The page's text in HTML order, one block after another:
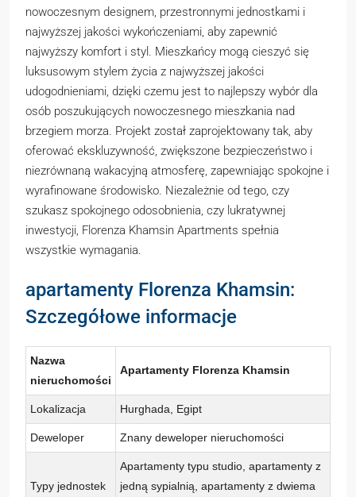
nowoczesnym designem, przestronnymi jednostkami i
najwyższej jakości wykończeniami, aby zapewnić
najwyższy komfort i styl. Mieszkańcy mogą cieszyć się
luksusowym stylem życia z najwyższej jakości
udogodnieniami, dzięki czemu jest to najlepszy wybór dla
osób poszukujących nowoczesnego mieszkania nad
brzegiem morza. Projekt został zaprojektowany tak, aby
oferować ekskluzywność, zwiększone bezpieczeństwo i
niezrównaną wakacyjną atmosferę, zapewniając spokojne i
wyrafinowane środowisko. Niezależnie od tego, czy
szukasz spokojnego odosobnienia, czy lukratywnej
inwestycji, Florenza Khamsin Apartments spełnia
wszystkie wymagania.
apartamenty Florenza Khamsin:
Szczegółowe informacje
Nazwa
nieruchomości
Apartamenty Florenza Khamsin
Lokalizacja Hurghada, Egipt
Deweloper Znany deweloper nieruchomości
Typy jednostek
Apartamenty typu studio, apartamenty z
jedną sypialnią, apartamenty z dwiema